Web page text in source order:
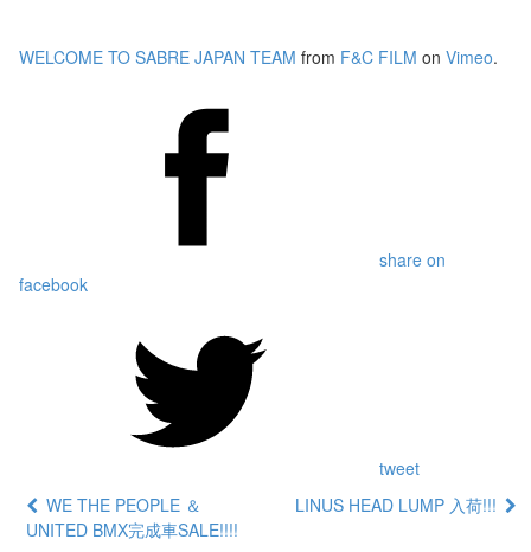
WELCOME TO SABRE JAPAN TEAM from F&C FILM on Vimeo.
share on
facebook
tweet
WE THE PEOPLE ＆
UNITED BMX完成車SALE!!!!
LINUS HEAD LUMP 入荷!!!